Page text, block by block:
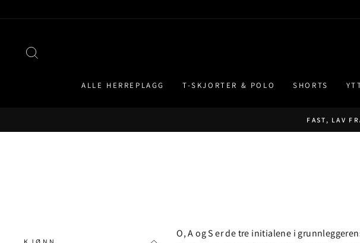
til
ALLE HERREPLAGG T-SKJORTER & POLO SHORTS
FAST, LAV
O, A og S er de tre initialene i